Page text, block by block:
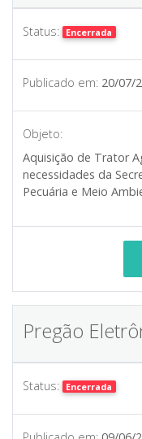
Status: Encerrada
Publicado em: 20/07/
Objeto:
Aquisição de Trator
necessidades da
Pecuária e Meio
Pregão
Status: Encerrada